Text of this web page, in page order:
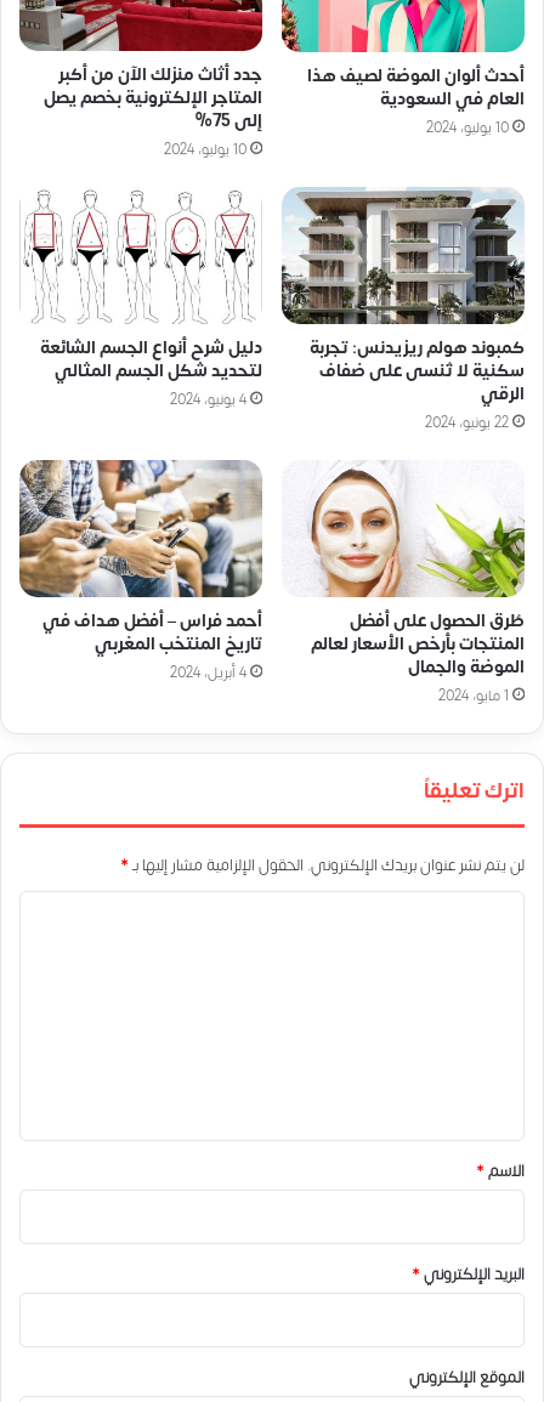
أحدث ألوان الموضة لصيف هذا
العام في السعودية
10 يوليو، 2024
جدد أثاث منزلك الآن من أكبر
المتاجر الإلكترونية بخصم يصل
إلى 75%
10 يوليو، 2024
كمبوند هولم ريزيدنس: تجربة
سكنية لا تُنسى على ضفاف
الرقي
22 يونيو، 2024
دليل شرح أنواع الجسم الشائعة
لتحديد شكل الجسم المثالي
4 يونيو، 2024
طُرق الحصول على أفضل
المنتجات بأرخص الأسعار لعالم
الموضة والجمال
1 مايو، 2024
أحمد فراس – أفضل هداف في
تاريخ المنتخب المغربي
4 أبريل، 2024
اترك تعليقاً
لن يتم نشر عنوان بريدك الإلكتروني. الحقول الإلزامية مشار إليها بـ*
*
الاسم*
البريد الإلكتروني*
الموقع الإلكتروني